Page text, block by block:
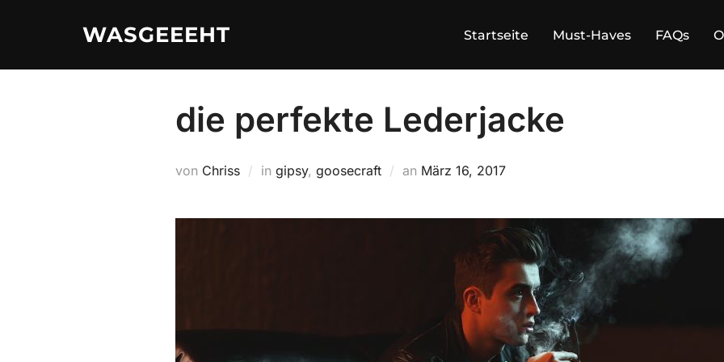
WASGEEEHT Startseite Must-Haves FAQs
die perfekte Lederjacke
von Chriss in gipsy, goosecraft an Veröffentlicht
März 16, 2017